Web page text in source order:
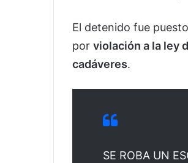
El detenido fue
por violación a la ley
cadáveres.
SE ROBA UN